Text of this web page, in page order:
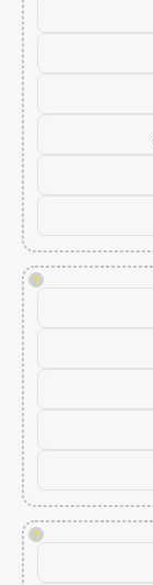
!
!